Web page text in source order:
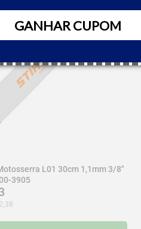
GANHAR CUPOM
L01 30cm 1,1mm 3/8"
3905
,38